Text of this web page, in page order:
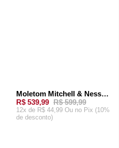
-10%Moletom Mitchell & Ness Careca Collab Baw x NFL Las Vegas Raiders Preta
R$ 539,99 R$ 599,99
12x de R$ 44,99 Ou no Pix (10%
de desconto)